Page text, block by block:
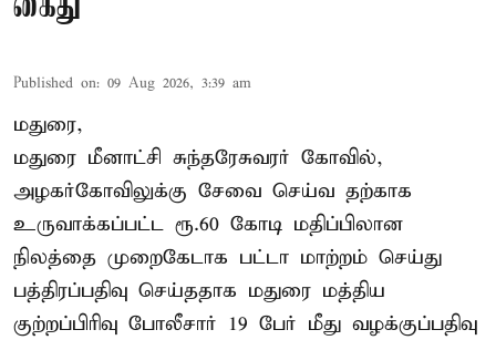
Published on: 09 Aug 2026, 3:39 am
மதுரை,
மதுரை மீனாட்சி சுந்தரேசுவரர் கோவில்,
அழகர்கோவிலுக்கு சேவை செய்வ தற்காக
உருவாக்கப்பட்ட ரூ.60 கோடி மதிப்பிலான
நிலத்தை முறைகேடாக பட்டா மாற்றம் செய்து
பத்திரப்பதிவு செய்ததாக மதுரை மத்திய
குற்றப்பிரிவு போலீசார் 19 பேர் மீது வழக்குப்பதிவு